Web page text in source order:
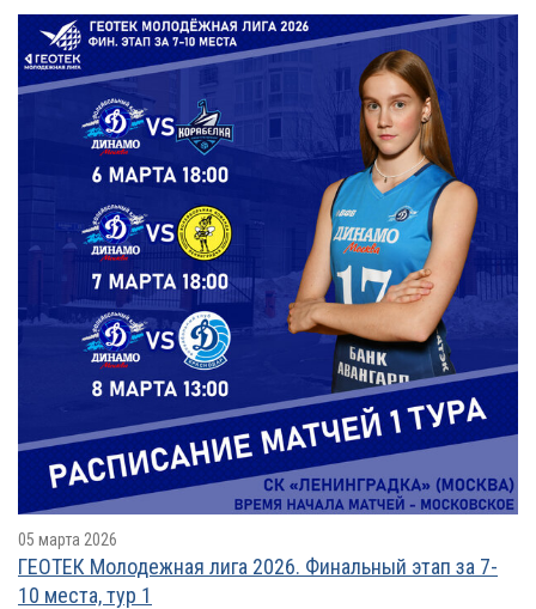
05 марта 2026
ГЕОТЕК Молодежная лига 2026. Финальный этап за 7-
10 места, тур 1